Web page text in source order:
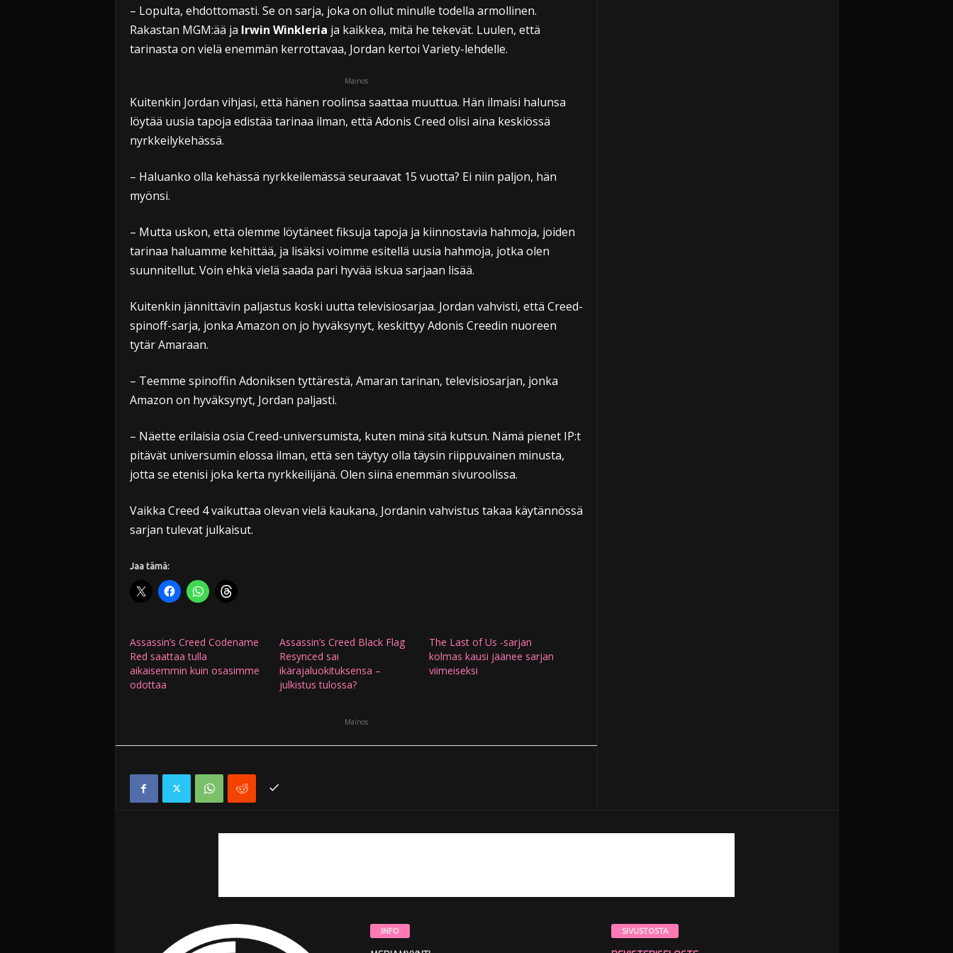
– Lopulta, ehdottomasti. Se on sarja, joka on ollut minulle todella armollinen.
Rakastan MGM:ää ja Irwin Winkleria ja kaikkea, mitä he tekevät. Luulen, että
tarinasta on vielä enemmän kerrottavaa, Jordan kertoi Variety-lehdelle.
Mainos
Kuitenkin Jordan vihjasi, että hänen roolinsa saattaa muuttua. Hän ilmaisi halunsa
löytää uusia tapoja edistää tarinaa ilman, että Adonis Creed olisi aina keskiössä
nyrkkeilykehässä.
– Haluanko olla kehässä nyrkkeilemässä seuraavat 15 vuotta? Ei niin paljon, hän
myönsi.
– Mutta uskon, että olemme löytäneet fiksuja tapoja ja kiinnostavia hahmoja, joiden
tarinaa haluamme kehittää, ja lisäksi voimme esitellä uusia hahmoja, jotka olen
suunnitellut. Voin ehkä vielä saada pari hyvää iskua sarjaan lisää.
Kuitenkin jännittävin paljastus koski uutta televisiosarjaa. Jordan vahvisti, että Creed-
spinoff-sarja, jonka Amazon on jo hyväksynyt, keskittyy Adonis Creedin nuoreen
tytär Amaraan.
– Teemme spinoffin Adoniksen tyttärestä, Amaran tarinan, televisiosarjan, jonka
Amazon on hyväksynyt, Jordan paljasti.
– Näette erilaisia osia Creed-universumista, kuten minä sitä kutsun. Nämä pienet IP:t
pitävät universumin elossa ilman, että sen täytyy olla täysin riippuvainen minusta,
jotta se etenisi joka kerta nyrkkeilijänä. Olen siinä enemmän sivuroolissa.
Vaikka Creed 4 vaikuttaa olevan vielä kaukana, Jordanin vahvistus takaa käytännössä
sarjan tulevat julkaisut.
Jaa tämä:
Assassin’s Creed Codename
Red saattaa tulla
aikaisemmin kuin osasimme
odottaa
Assassin’s Creed Black Flag
Resynced sai
ikärajaluokituksensa –
julkistus tulossa?
The Last of Us -sarjan
kolmas kausi jäänee sarjan
viimeiseksi
Mainos
INFO SIVUSTOSTA